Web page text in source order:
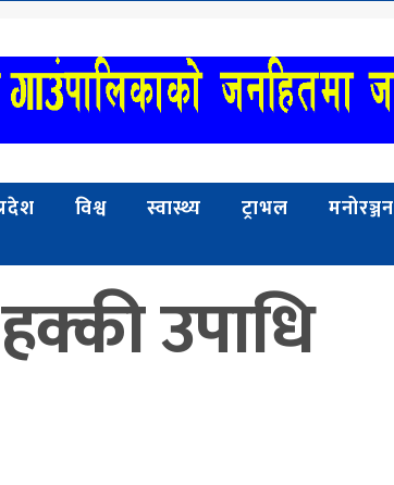
विश्व स्वास्थ्य ट्राभल मनोरञ्जन
उपाधि